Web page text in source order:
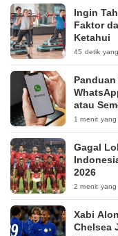
Ingin
Faktor
Ketahui
45 detik
atau
1 menit yang
Gagal
2026
2 menit yang
Xabi
Chelsea